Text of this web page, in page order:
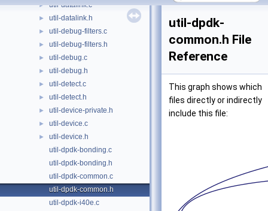
► util-datalink.c
► util-datalink.h
► util-debug-filters.c
► util-debug-filters.h
► util-debug.c
► util-debug.h
► util-detect.c
► util-detect.h
► util-device-private.h
► util-device.c
►
util-device.h
util-dpdk-bonding.c
util-dpdk-bonding.h
util-dpdk-common.c
util-dpdk-common.h
util-dpdk-i40e.c
util-dpdk-
common.h File
Reference
This graph shows which
files directly or indirectly
include this file: